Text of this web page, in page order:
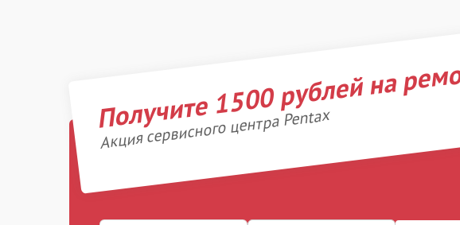
Получите 1500 рублей на
Акция сервисного центра Pentax